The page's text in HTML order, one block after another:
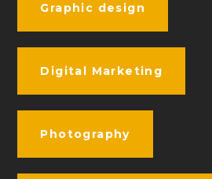
Graphic design
Digital Marketing
Photography